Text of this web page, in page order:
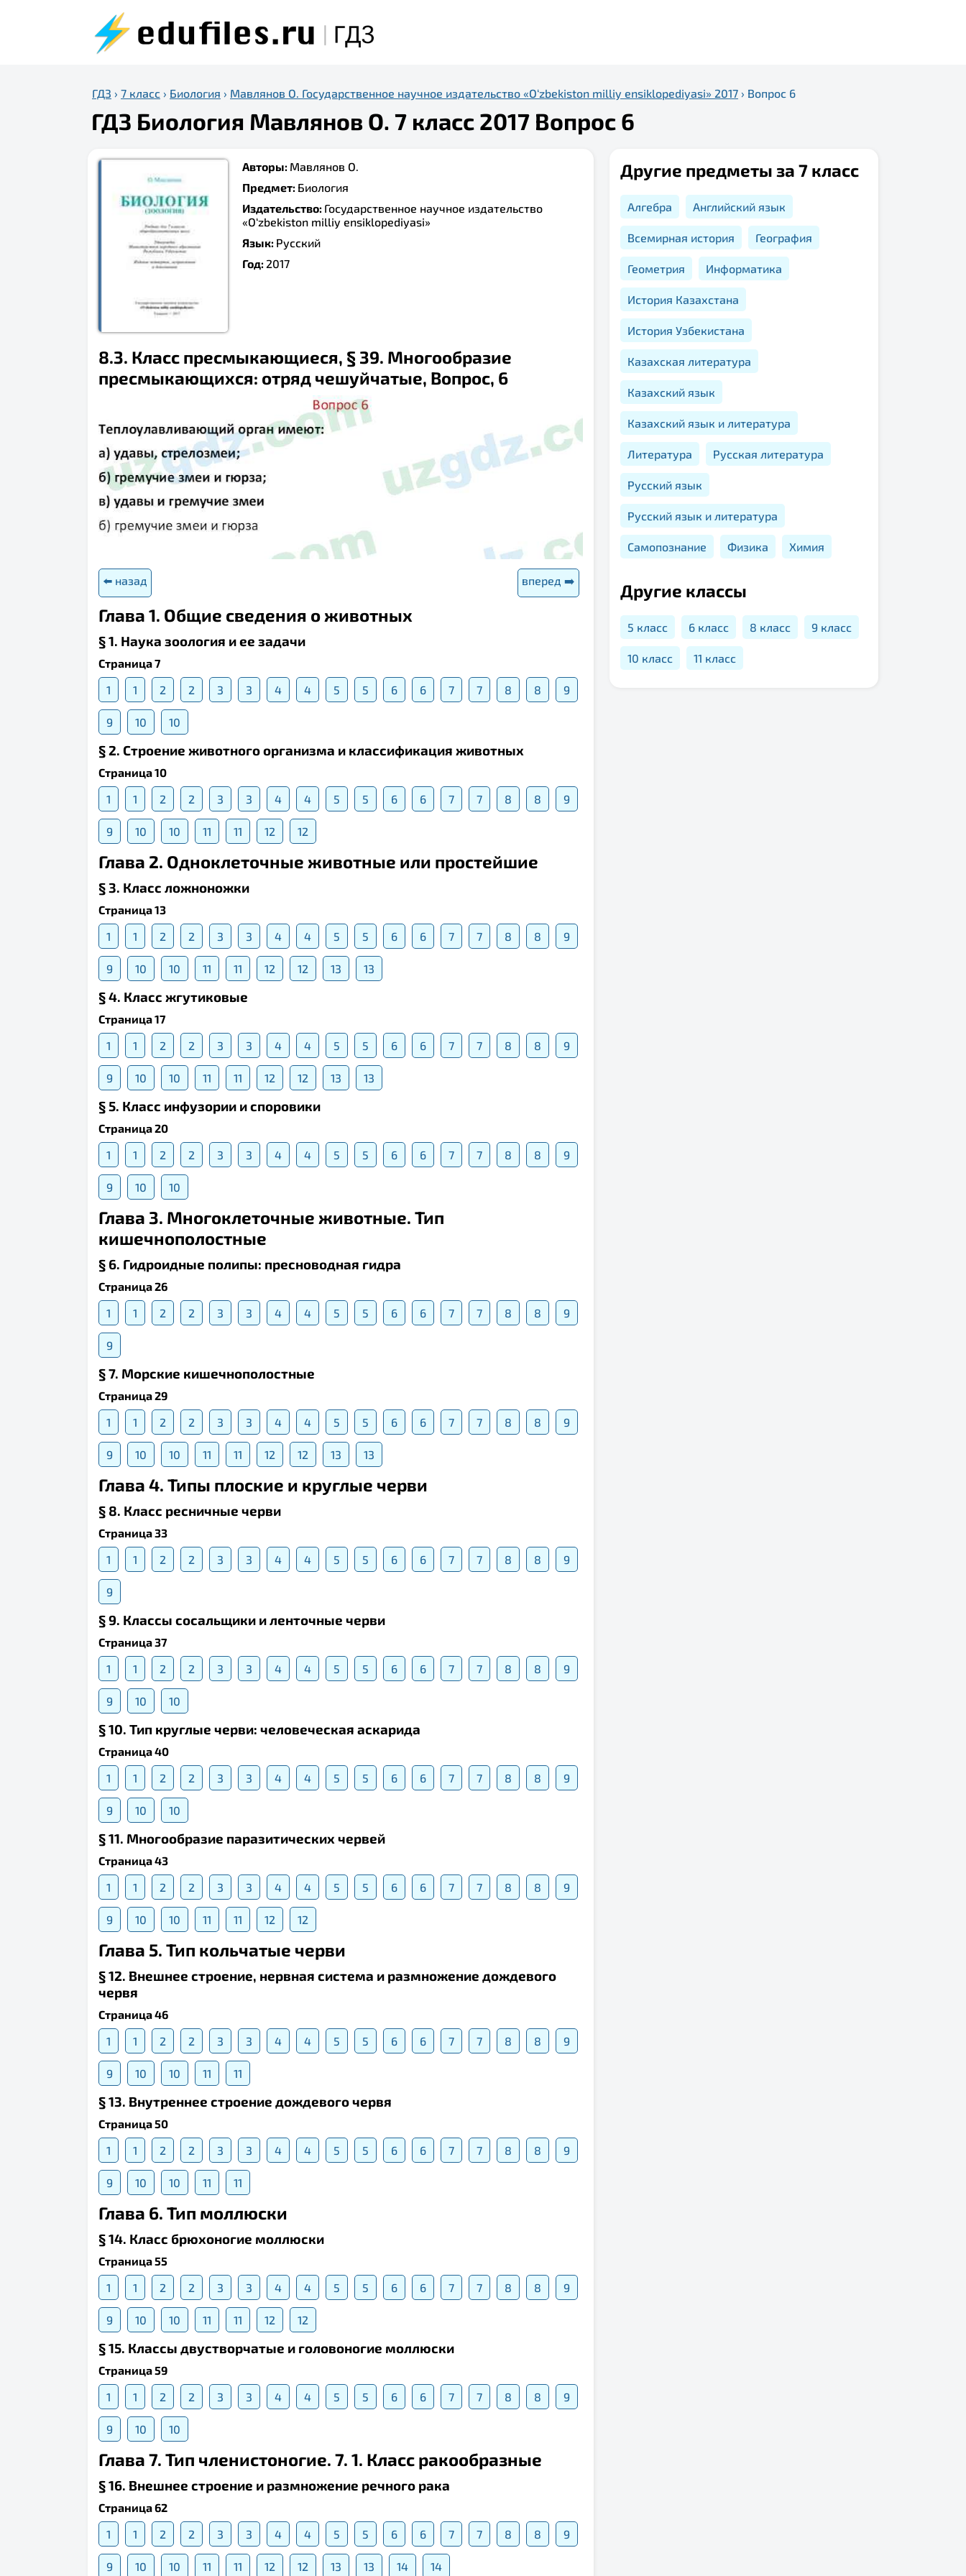
ГДЗ › 7 класс › Биология › Мавлянов О. Государственное научное издательство «O‘zbekiston milliy ensiklopediyasi» 2017 › Вопрос 6
ГДЗ Биология Мавлянов О. 7 класс 2017 Вопрос 6
Авторы: Мавлянов О.
Предмет: Биология
Издательство: Государственное научное издательство
«O‘zbekiston milliy ensiklopediyasi»
Язык: Русский
Год: 2017
8.3. Класс пресмыкающиеся, § 39. Многообразие
пресмыкающихся: отряд чешуйчатые, Вопрос, 6
⬅️ назад вперед ➡️
Глава 1. Общие сведения о животных
§ 1. Наука зоология и ее задачи
Страница 7
1
1 2 2 3 3 4 4 5 5 6 6 7 7 8 8 9
9 10 10
§ 2. Строение животного организма и классификация животных
Страница 10
1
1 2 2 3 3 4 4 5 5 6 6 7 7 8 8 9
9 10 10 11 11 12 12
Глава 2. Одноклеточные животные или простейшие
§ 3. Класс ложноножки
Страница 13
1
1 2 2 3 3 4 4 5 5 6 6 7 7 8 8 9
9 10 10 11 11 12 12 13 13
§ 4. Класс жгутиковые
Страница 17
1
1 2 2 3 3 4 4 5 5 6 6 7 7 8 8 9
9 10 10 11 11 12 12 13 13
§ 5. Класс инфузории и споровики
Страница 20
1
1 2 2 3 3 4 4 5 5 6 6 7 7 8 8 9
9 10 10
Глава 3. Многоклеточные животные. Тип
кишечнополостные
§ 6. Гидроидные полипы: пресноводная гидра
Страница 26
1
1 2 2 3 3 4 4 5 5 6 6 7 7 8 8 9
9
§ 7. Морские кишечнополостные
Страница 29
1
1 2 2 3 3 4 4 5 5 6 6 7 7 8 8 9
9 10 10 11 11 12 12 13 13
Глава 4. Типы плоские и круглые черви
§ 8. Класс ресничные черви
Страница 33
1
1 2 2 3 3 4 4 5 5 6 6 7 7 8 8 9
9
§ 9. Классы сосальщики и ленточные черви
Страница 37
1
1 2 2 3 3 4 4 5 5 6 6 7 7 8 8 9
9 10 10
§ 10. Тип круглые черви: человеческая аскарида
Страница 40
1
1 2 2 3 3 4 4 5 5 6 6 7 7 8 8 9
9 10 10
§ 11. Многообразие паразитических червей
Страница 43
1
1 2 2 3 3 4 4 5 5 6 6 7 7 8 8 9
9 10 10 11 11 12 12
Глава 5. Тип кольчатые черви
§ 12. Внешнее строение, нервная система и размножение дождевого
червя
Страница 46
1
1 2 2 3 3 4 4 5 5 6 6 7 7 8 8 9
9 10 10 11 11
§ 13. Внутреннее строение дождевого червя
Страница 50
1
1 2 2 3 3 4 4 5 5 6 6 7 7 8 8 9
9 10 10 11 11
Глава 6. Тип моллюски
§ 14. Класс брюхоногие моллюски
Страница 55
1
1 2 2 3 3 4 4 5 5 6 6 7 7 8 8 9
9 10 10 11 11 12 12
§ 15. Классы двустворчатые и головоногие моллюски
Страница 59
1
1 2 2 3 3 4 4 5 5 6 6 7 7 8 8 9
9 10 10
Глава 7. Тип членистоногие. 7. 1. Класс ракообразные
§ 16. Внешнее строение и размножение речного рака
Страница 62
1
1 2 2 3 3 4 4 5 5 6 6 7 7 8 8 9
9 10 10 11 11 12 12 13 13 14 14
Другие предметы за 7 класс
Алгебра Английский язык
Всемирная история География
Геометрия Информатика
История Казахстана
История Узбекистана
Казахская литература
Казахский язык
Казахский язык и литература
Литература Русская литература
Русский язык
Русский язык и литература
Самопознание Физика Химия
Другие классы
5 класс 6 класс 8 класс 9 класс
10 класс 11 класс